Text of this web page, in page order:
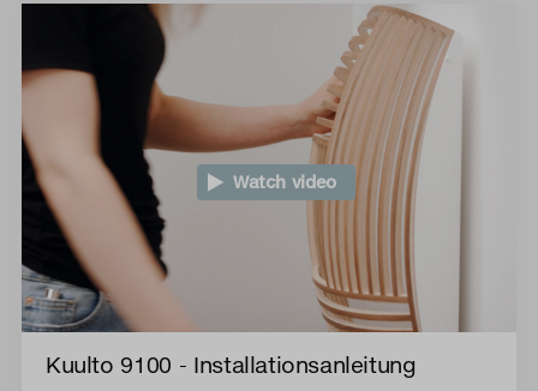
Watch video
Kuulto 9100 - Installationsanleitung